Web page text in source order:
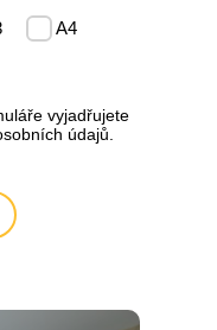
A4
vyjadřujete
údajů